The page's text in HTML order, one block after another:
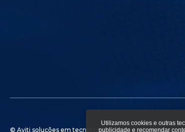
© Aviti soluções em tecnologia - Todos os direitos
Utilizamos cookies e outras
publicidade e recomendar